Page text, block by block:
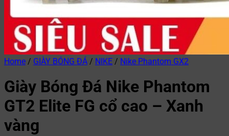
Home / GIÀY BÓNG ĐÁ / NIKE / Nike Phantom GX2
Giày Bóng Đá Nike Phantom
GT2 Elite FG cổ cao – Xanh
vàng